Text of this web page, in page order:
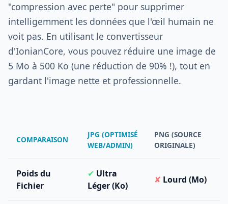
"compression avec perte" pour supprimer
intelligemment les données que l'œil humain ne
voit pas. En utilisant le convertisseur
d'IonianCore, vous pouvez réduire une image de
5 Mo à 500 Ko (une réduction de 90% !), tout en
gardant l'image nette et professionnelle.
COMPARAISON
JPG (OPTIMISÉ
WEB/ADMIN)
PNG (SOURCE
ORIGINALE)
Poids du
Fichier
✔ Ultra
Léger (Ko)
✘ Lourd (Mo)